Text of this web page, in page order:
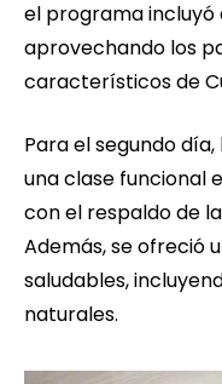
el programa incluyó
aprovechando los
característicos de
Para el segundo
una clase funcional
con el respaldo de
Además, se ofreció
saludables,
naturales.